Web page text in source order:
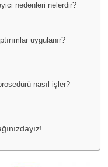
nedenleri nelerdir?
uygulanır?
nasıl işler?